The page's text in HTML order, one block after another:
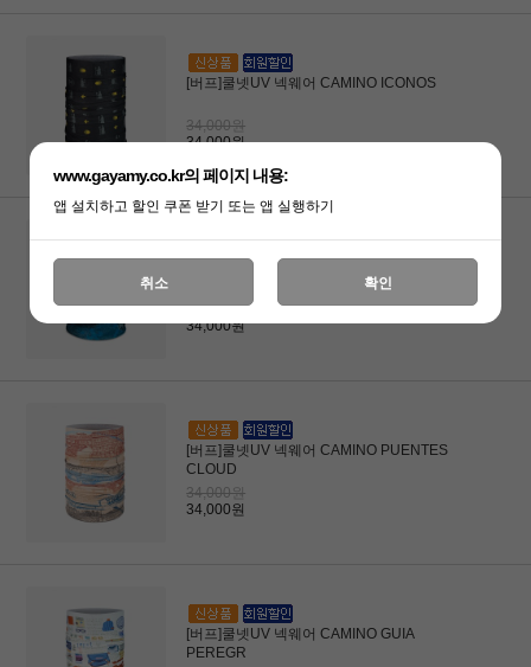
[버프]쿨넷UV 넥웨어 CAMINO ICONOS
34,000원
34,000원
[버프]쿨넷UV 넥웨어 CAMINO
34,000원
34,000원
[버프]쿨넷UV 넥웨어 CAMINO PUENTES
CLOUD
34,000원
34,000원
[버프]쿨넷UV 넥웨어 CAMINO GUIA
PEREGR
www.gayamy.co.kr의 페이지 내용:
앱 설치하고 할인 쿠폰 받기 또는 앱 실행하기
취소 확인